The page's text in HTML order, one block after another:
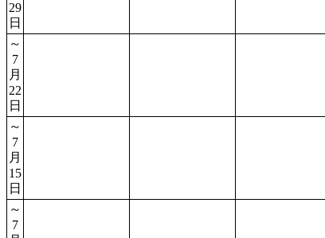
29
日
～
7
月
22
日
～
7
月
15
日
～
7